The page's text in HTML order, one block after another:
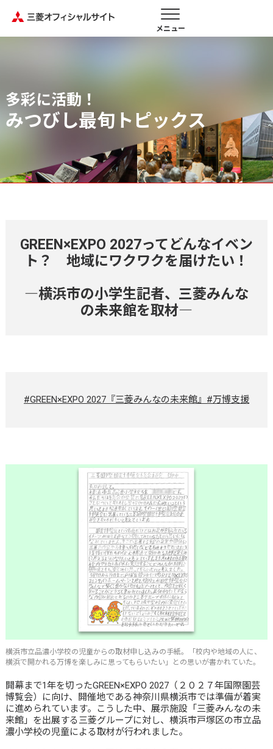
メニュー
多彩に活動！
みつびし最旬トピックス
GREEN×EXPO 2027ってどんなイベン
ト？ 地域にワクワクを届けたい！
―横浜市の小学生記者、三菱みんな
の未来館を取材―
#GREEN×EXPO 2027『三菱みんなの未来館』 #万博支援
横浜市立品濃小学校の児童からの取材申し込みの手紙。「校内や地域の人に、
横浜で開かれる万博を楽しみに思ってもらいたい」との思いが書かれていた。
開幕まで1年を切ったGREEN×EXPO 2027（２０２７年国際園芸
博覧会）に向け、開催地である神奈川県横浜市では準備が着実
に進められています。こうした中、展示施設「三菱みんなの未
来館」を出展する三菱グループに対し、横浜市戸塚区の市立品
濃小学校の児童による取材が行われました。